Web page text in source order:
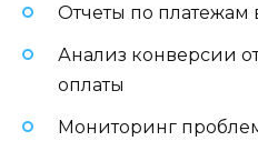
Отчеты по платежам
Анализ конверсии
оплаты
Мониторинг